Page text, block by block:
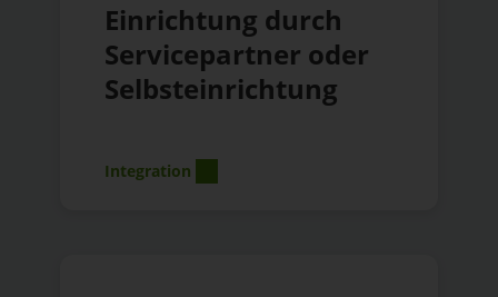
Einrichtung durch
Servicepartner oder
Selbsteinrichtung
Integration